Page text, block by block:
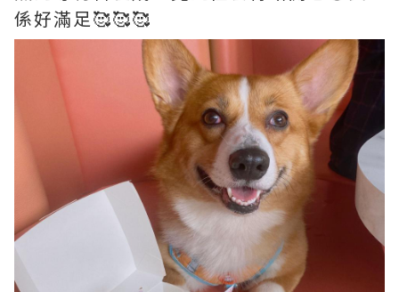
係好滿足🥰🥰🥰